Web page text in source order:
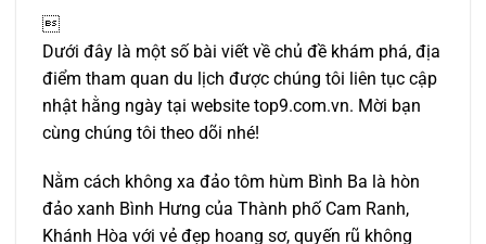

Dưới đây là một số bài viết về chủ đề khám phá, địa
điểm tham quan du lịch được chúng tôi liên tục cập
nhật hằng ngày tại website top9.com.vn. Mời bạn
cùng chúng tôi theo dõi nhé!
Nằm cách không xa đảo tôm hùm Bình Ba là hòn
đảo xanh Bình Hưng của Thành phố Cam Ranh,
Khánh Hòa với vẻ đẹp hoang sơ, quyến rũ không